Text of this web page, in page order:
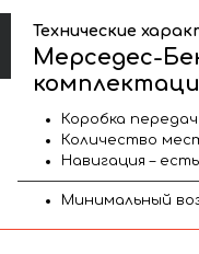
Технические
Мерседес-
Коробка
Количество
Навигация – есть
Минимальный